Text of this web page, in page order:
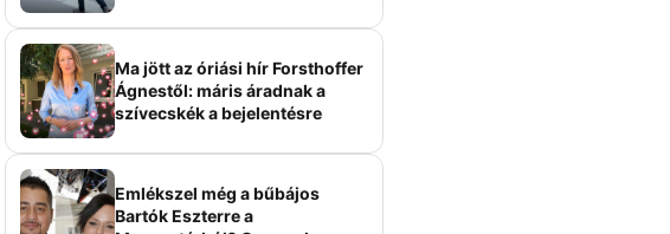
Ma jött az óriási hír Forsthoffer
Ágnestől: máris áradnak a
szívecskék a bejelentésre
Emlékszel még a bűbájos
Bartók Eszterre a